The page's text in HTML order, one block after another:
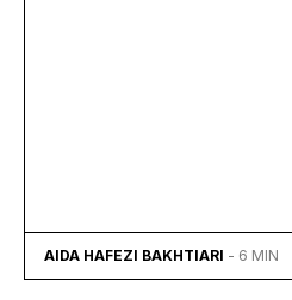
AIDA HAFEZI BAKHTIARI - 6 MIN